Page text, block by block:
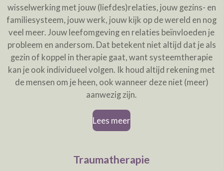
wisselwerking met jouw (liefdes)relaties, jouw gezins- en
familiesysteem, jouw werk, jouw kijk op de wereld en nog
veel meer. Jouw leefomgeving en relaties beïnvloeden je
probleem en andersom. Dat betekent niet altijd dat je als
gezin of koppel in therapie gaat, want systeemtherapie
kan je ook individueel volgen. Ik houd altijd rekening met
de mensen om je heen, ook wanneer deze niet (meer)
aanwezig zijn.
Lees meer
Traumatherapie